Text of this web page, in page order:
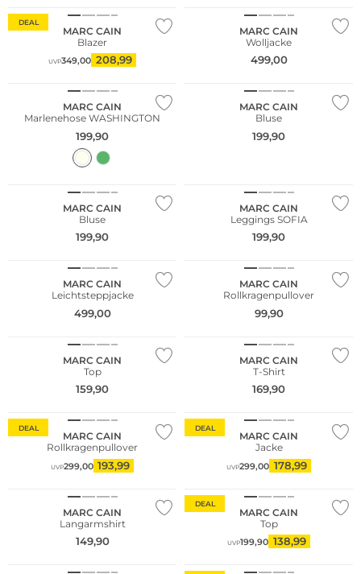
DEAL
MARC CAIN
Blazer
UVP349,00 208,99
MARC CAIN
Wolljacke
499,00
MARC CAIN
Marlenehose WASHINGTON
199,90
MARC CAIN
Bluse
199,90
MARC CAIN
Bluse
199,90
MARC CAIN
Leggings SOFIA
199,90
MARC CAIN
Leichtsteppjacke
499,00
MARC CAIN
Rollkragenpullover
99,90
MARC CAIN
Top
159,90
MARC CAIN
T-Shirt
169,90
DEAL
MARC CAIN
Rollkragenpullover
UVP299,00 193,99
DEAL
MARC CAIN
Jacke
UVP299,00 178,99
MARC CAIN
Langarmshirt
149,90
DEAL
MARC CAIN
Top
UVP199,90 138,99